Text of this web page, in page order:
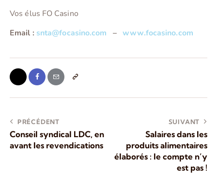
Vos élus FO Casino
Email : snta@focasino.com –www.focasino.com
PRÉCÉDENT
Conseil syndical LDC, en
avant les revendications
SUIVANT
Salaires dans les
produits alimentaires
élaborés : le compte n’y
est pas !